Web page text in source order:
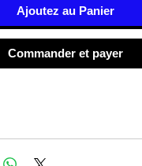
Ajoutez au Panier
Commander et payer